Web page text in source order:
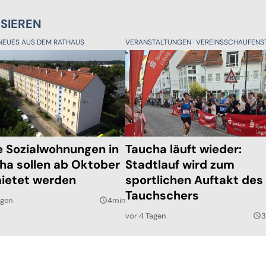
AUS DEM RATHAUS
Sozialwohnungen in
sollen ab Oktober
werden
query_builder4min
VERANSTALTUNGEN
Taucha läuft wieder:
Stadtlauf wird zum
sportlichen Auftakt des
Tauchschers
vor 4 Tagen query_builder